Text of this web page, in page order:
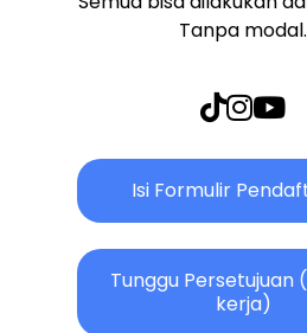
Tanpa modal.
Isi Formulir
Tunggu Persetujuan
kerja)